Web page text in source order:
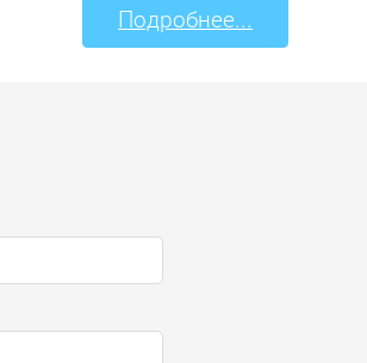
Подробнее...